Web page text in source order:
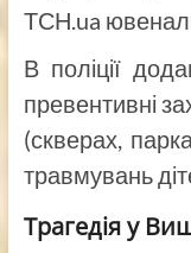
ТСН.ua
В поліції
превентивні
(скверах,
травмувань
Трагедія у